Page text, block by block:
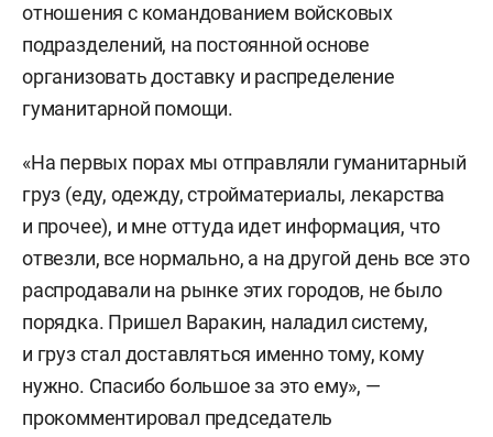
отношения с командованием войсковых
подразделений, на постоянной основе
организовать доставку и распределение
гуманитарной помощи.
«На первых порах мы отправляли гуманитарный
груз (еду, одежду, стройматериалы, лекарства
и прочее), и мне оттуда идет информация, что
отвезли, все нормально, а на другой день все это
распродавали на рынке этих городов, не было
порядка. Пришел Варакин, наладил систему,
и груз стал доставляться именно тому, кому
нужно. Спасибо большое за это ему», —
прокомментировал председатель